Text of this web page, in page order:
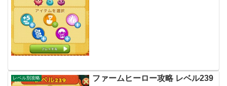
レベル別攻略 ファームヒーロー攻略 レベル239